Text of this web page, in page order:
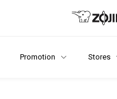
Promotion Stores